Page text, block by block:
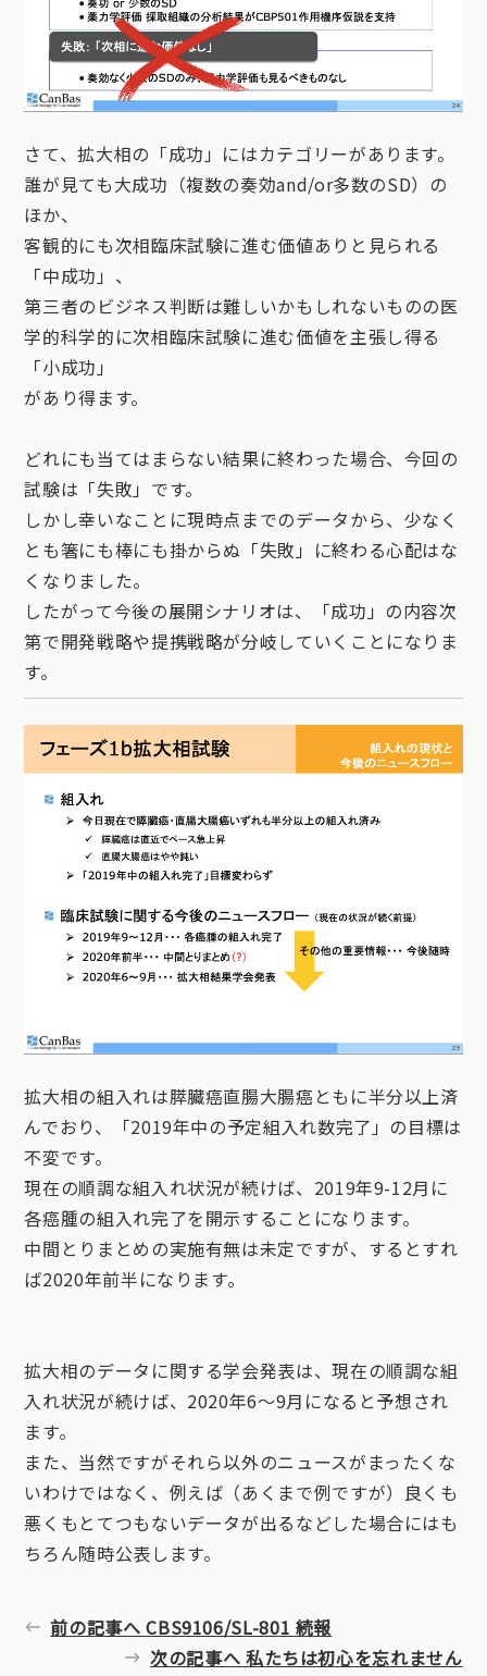
さて、拡大相の「成功」にはカテゴリーがあります。
誰が見ても大成功（複数の奏効and/or多数のSD）の
ほか、
客観的にも次相臨床試験に進む価値ありと見られる
「中成功」、
第三者のビジネス判断は難しいかもしれないものの医
学的科学的に次相臨床試験に進む価値を主張し得る
「小成功」
があり得ます。
どれにも当てはまらない結果に終わった場合、今回の
試験は「失敗」です。
しかし幸いなことに現時点までのデータから、少なく
とも箸にも棒にも掛からぬ「失敗」に終わる心配はな
くなりました。
したがって今後の展開シナリオは、「成功」の内容次
第で開発戦略や提携戦略が分岐していくことになりま
す。
拡大相の組入れは膵臓癌直腸大腸癌ともに半分以上済
んでおり、「2019年中の予定組入れ数完了」の目標は
不変です。
現在の順調な組入れ状況が続けば、2019年9-12月に
各癌腫の組入れ完了を開示することになります。
中間とりまとめの実施有無は未定ですが、するとすれ
ば2020年前半になります。
拡大相のデータに関する学会発表は、現在の順調な組
入れ状況が続けば、2020年6〜9月になると予想され
ます。
また、当然ですがそれら以外のニュースがまったくな
いわけではなく、例えば（あくまで例ですが）良くも
悪くもとてつもないデータが出るなどした場合にはも
ちろん随時公表します。
前の記事へ CBS9106/SL-801 続報
次の記事へ 私たちは初心を忘れません